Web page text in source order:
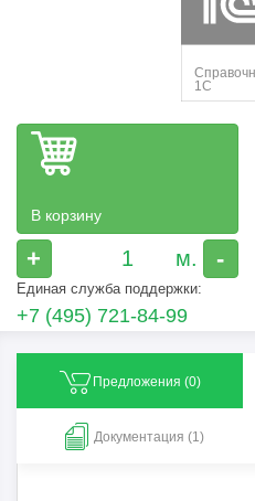
В корзину
+ -
Единая служба поддержки:
+7 (495) 721-84-99
Предложения (0)
Документация (1)